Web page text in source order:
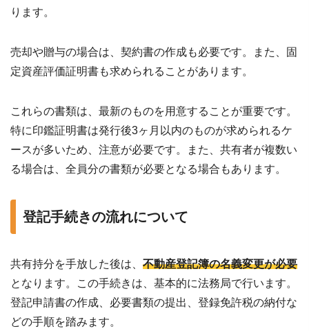
ります。
売却や贈与の場合は、契約書の作成も必要です。また、固
定資産評価証明書も求められることがあります。
これらの書類は、最新のものを用意することが重要です。
特に印鑑証明書は発行後3ヶ月以内のものが求められるケ
ースが多いため、注意が必要です。また、共有者が複数い
る場合は、全員分の書類が必要となる場合もあります。
登記手続きの流れについて
共有持分を手放した後は、 不動産登記簿の名義変更が必要
となります。この手続きは、基本的に法務局で行います。
登記申請書の作成、必要書類の提出、登録免許税の納付な
どの手順を踏みます。